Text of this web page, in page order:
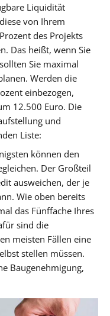
Liquidität
von Ihrem
des Projekts
Das heißt, wenn Sie
Sie maximal
Werden die
einbezogen,
12.500 Euro. Die
und
Liste:
können den
Der Großteil
ausweichen, der je
Wie oben bereits
das Fünffache Ihres
sind die
meisten Fällen eine
stellen müssen.
Baugenehmigung,